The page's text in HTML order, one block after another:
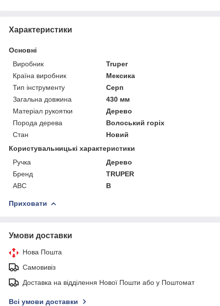
Характеристики
Основні
Виробник
Truper
Країна виробник
Мексика
Тип інструменту
Серп
Загальна довжина
430 мм
Матеріал рукоятки
Дерево
Порода дерева
Волоський горіх
Стан
Новий
Користувальницькі характеристики
Ручка
Дерево
Бренд
TRUPER
ABC
B
Приховати
Умови доставки
Нова Пошта
Самовивіз
Доставка на відділення Нової Пошти або у Поштомат
Всі умови доставки